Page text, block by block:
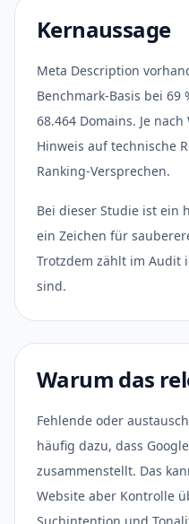
Kernaussage
Meta Description
Benchmark-Basis bei 69
68.464 Domains. Je
Hinweis auf technische
Ranking-Versprechen.
Bei dieser Studie ist ein
ein Zeichen für
Trotzdem zählt im Audit
sind.
Warum das
Fehlende oder
häufig dazu, dass
zusammenstellt. Das
Website aber Kontrolle